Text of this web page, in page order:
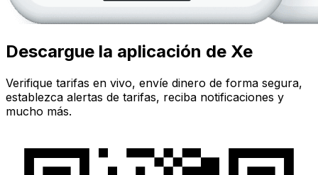
Descargue la aplicación de Xe
Verifique tarifas en vivo, envíe dinero de forma segura,
establezca alertas de tarifas, reciba notificaciones y
mucho más.